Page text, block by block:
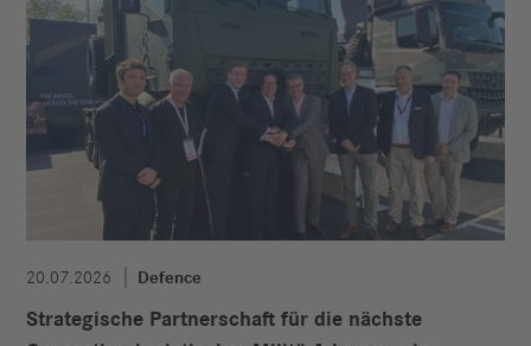
20.07.2026 Defence
Strategische Partnerschaft für die nächste